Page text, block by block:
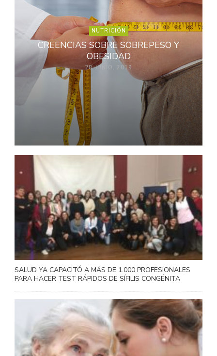
NUTRICIÓN
CREENCIAS SOBRE SOBREPESO Y
OBESIDAD
28 JUNIO, 2019
SALUD YA CAPACITÓ A MÁS DE 1.000 PROFESIONALES
PARA HACER TEST RÁPIDOS DE SÍFILIS CONGÉNITA